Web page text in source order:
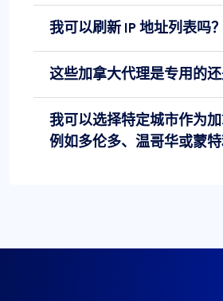
我可以刷新 IP 地址列表吗？
这些加拿大代理是专用的还
我可以选择特定城市作为加
例如多伦多、温哥华或蒙特